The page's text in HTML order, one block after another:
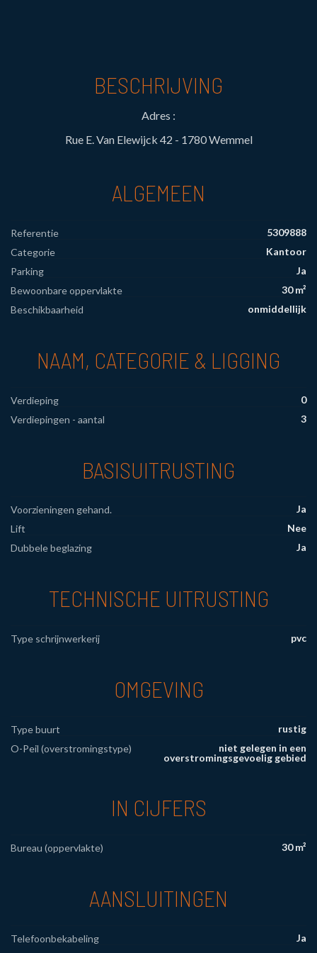
BESCHRIJVING
Adres :
Rue E. Van Elewijck 42 - 1780 Wemmel
ALGEMEEN
Referentie
5309888
Categorie
Kantoor
Parking
Ja
Bewoonbare oppervlakte
30 m²
Beschikbaarheid
onmiddellijk
NAAM, CATEGORIE & LIGGING
Verdieping
0
Verdiepingen - aantal
3
BASISUITRUSTING
Voorzieningen gehand.
Ja
Lift
Nee
Dubbele beglazing
Ja
TECHNISCHE UITRUSTING
Type schrijnwerkerij pvc
OMGEVING
Type buurt
rustig
O-Peil (overstromingstype)
niet gelegen in een
overstromingsgevoelig gebied
IN CIJFERS
Bureau (oppervlakte) 30 m²
AANSLUITINGEN
Telefoonbekabeling
Ja